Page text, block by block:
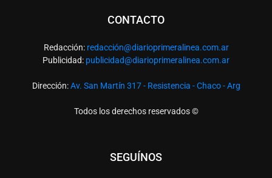
CONTACTO
Redacción: redacción@diarioprimeralinea.com.ar
Publicidad: publicidad@diarioprimeralinea.com.ar
Dirección:Av. San Martín 317 - Resistencia - Chaco - Arg
Todos los derechos reservados ©
SEGUÍNOS